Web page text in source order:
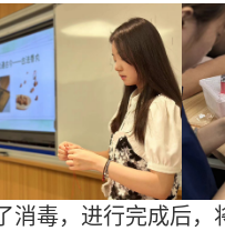
毒，进行完成后